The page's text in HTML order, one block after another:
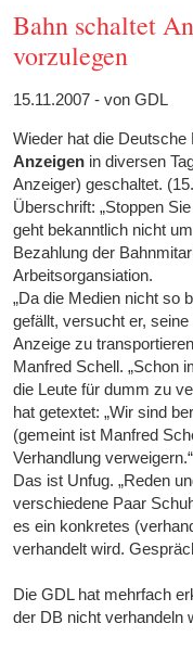
Bahn schaltet
vorzulegen
15.11.2007 - von GDL
Wieder hat die Deutsche
Anzeigen in diversen
Anzeiger) geschaltet.
Überschrift: „Stoppen
geht bekanntlich nicht
Bezahlung der
Arbeitsorgansiation.
„Da die Medien nicht so
gefällt, versucht er,
Anzeige zu
Manfred Schell. „Schon
die Leute für dumm zu
hat getextet: „Wir sind
(gemeint ist Manfred
Verhandlung verweigern.“
Das ist Unfug. „Reden
verschiedene Paar
es ein konkretes
verhandelt wird.
Die GDL hat mehrfach
der DB nicht verhandeln